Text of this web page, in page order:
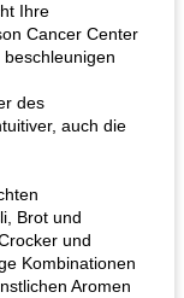
Ihre
Cancer Center
des
auch die
Brot und
und
Kombinationen
Aromen